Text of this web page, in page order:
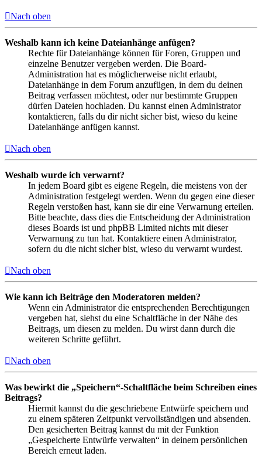
Nach oben
Weshalb kann ich keine Dateianhänge anfügen?
Rechte für Dateianhänge können für Foren, Gruppen und
einzelne Benutzer vergeben werden. Die Board-
Administration hat es möglicherweise nicht erlaubt,
Dateianhänge in dem Forum anzufügen, in dem du deinen
Beitrag verfassen möchtest, oder nur bestimmte Gruppen
dürfen Dateien hochladen. Du kannst einen Administrator
kontaktieren, falls du dir nicht sicher bist, wieso du keine
Dateianhänge anfügen kannst.
Nach oben
Weshalb wurde ich verwarnt?
In jedem Board gibt es eigene Regeln, die meistens von der
Administration festgelegt werden. Wenn du gegen eine dieser
Regeln verstoßen hast, kann sie dir eine Verwarnung erteilen.
Bitte beachte, dass dies die Entscheidung der Administration
dieses Boards ist und phpBB Limited nichts mit dieser
Verwarnung zu tun hat. Kontaktiere einen Administrator,
sofern du die nicht sicher bist, wieso du verwarnt wurdest.
Nach oben
Wie kann ich Beiträge den Moderatoren melden?
Wenn ein Administrator die entsprechenden Berechtigungen
vergeben hat, siehst du eine Schaltfläche in der Nähe des
Beitrags, um diesen zu melden. Du wirst dann durch die
weiteren Schritte geführt.
Nach oben
Was bewirkt die „Speichern“-Schaltfläche beim Schreiben eines
Beitrags?
Hiermit kannst du die geschriebene Entwürfe speichern und
zu einem späteren Zeitpunkt vervollständigen und absenden.
Den gesicherten Beitrag kannst du mit der Funktion
„Gespeicherte Entwürfe verwalten“ in deinem persönlichen
Bereich erneut laden.